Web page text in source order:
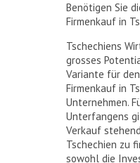
Benötigen Sie
Firmenkauf in
Tschechiens
grosses
Variante für
Firmenkauf in
Unternehmen.
Unterfangens
Verkauf
Tschechien zu
sowohl die